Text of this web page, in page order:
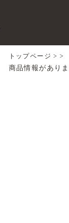
トップページ >>
商品情報があり